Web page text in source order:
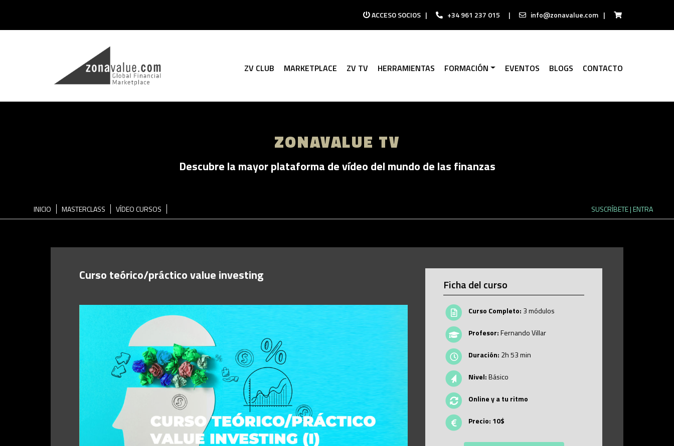
ACCESO SOCIOS | +34 961 237 015 | info@zonavalue.com |
ZV CLUB MARKETPLACE ZV TV HERRAMIENTAS FORMACIÓN EVENTOS BLOGS CONTACTO
ZONAVALUE TV
Descubre la mayor plataforma de vídeo del mundo de las finanzas
INICIO MASTERCLASS VÍDEO CURSOS SUSCRÍBETE| ENTRA
Curso teórico/práctico value investing
Ficha del curso
Curso Completo: 3 módulos
Profesor:Fernando Villar
Duración: 2h 53 min
Nivel:Básico
Online y a tu ritmo
Precio: 10$